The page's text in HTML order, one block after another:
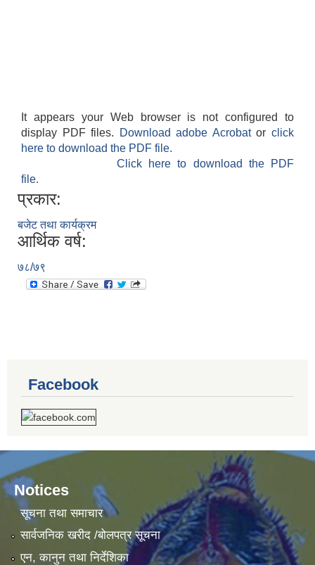
It appears your Web browser is not configured to
display PDF files.
Download adobe Acrobatorclick
here to download the PDF file.
Click here to download the PDF
file.
प्रकार:
बजेट तथा कार्यक्रम
आर्थिक वर्ष:
७८/७९
Facebook
Notices
सूचना तथा समाचार
सार्वजनिक खरीद /बोलपत्र सूचना
एन, कानुन तथा निर्देशिका